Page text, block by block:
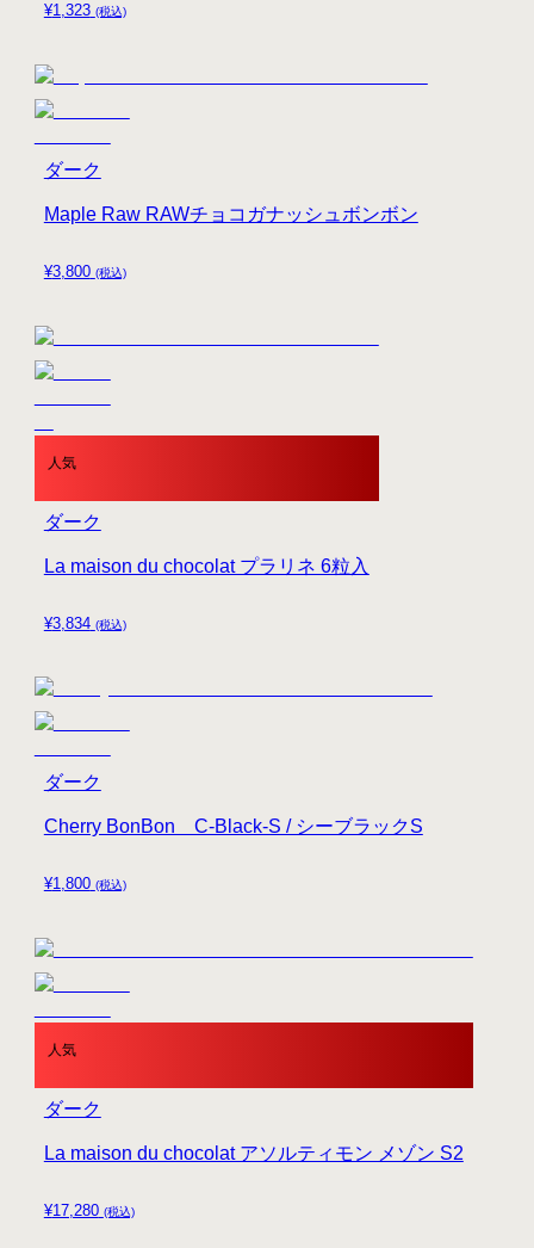
¥1,323 (税込)
¥3,800 (税込)
Maple Raw RAWチョコガナッシュボンボン
ダーク
人気
¥3,834 (税込)
La maison du chocolat プラリネ 6粒入
ダーク
¥1,800 (税込)
Cherry BonBon C-Black-S / シーブラックS
ダーク
人気
¥17,280 (税込)
La maison du chocolat アソルティモン メゾン S2
ダーク